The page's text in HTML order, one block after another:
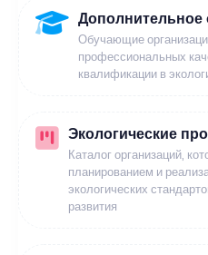
Дополнительное
Обучающие
профессиональных
квалификации в
Экологические
Каталог организаций,
планированием и
экологических
развития